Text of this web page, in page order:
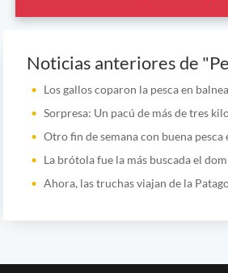
Noticias anteriores de
Los gallos coparon la pesca en
Sorpresa: Un pacú de más de tres
Otro fin de semana con buena pesca
La brótola fue la más buscada el
Ahora, las truchas viajan de la